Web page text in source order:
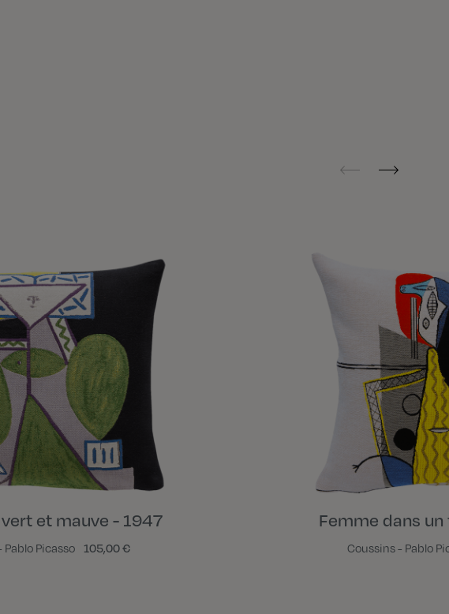
et mauve - 1947
Pablo Picasso 105,00 €
Femme dans
Coussins - Pablo